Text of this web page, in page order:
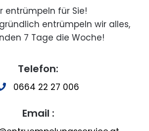
entrümpeln für Sie!
entrümpeln wir alles,
7 Tage die Woche!
Telefon:
0664 22 27 006
Email :